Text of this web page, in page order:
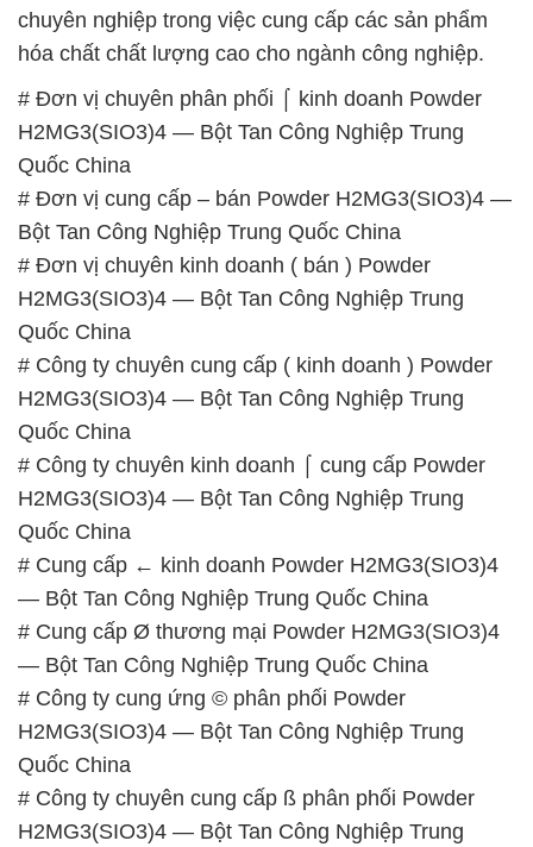
chuyên nghiệp trong việc cung cấp các sản phẩm
hóa chất chất lượng cao cho ngành công nghiệp.
# Đơn vị chuyên phân phối ⌠ kinh doanh Powder
H2MG3(SIO3)4 — Bột Tan Công Nghiệp Trung
Quốc China
# Đơn vị cung cấp – bán Powder H2MG3(SIO3)4 —
Bột Tan Công Nghiệp Trung Quốc China
# Đơn vị chuyên kinh doanh ( bán ) Powder
H2MG3(SIO3)4 — Bột Tan Công Nghiệp Trung
Quốc China
# Công ty chuyên cung cấp ( kinh doanh ) Powder
H2MG3(SIO3)4 — Bột Tan Công Nghiệp Trung
Quốc China
# Công ty chuyên kinh doanh ⌠ cung cấp Powder
H2MG3(SIO3)4 — Bột Tan Công Nghiệp Trung
Quốc China
# Cung cấp ← kinh doanh Powder H2MG3(SIO3)4
— Bột Tan Công Nghiệp Trung Quốc China
# Cung cấp Ø thương mại Powder H2MG3(SIO3)4
— Bột Tan Công Nghiệp Trung Quốc China
# Công ty cung ứng © phân phối Powder
H2MG3(SIO3)4 — Bột Tan Công Nghiệp Trung
Quốc China
# Công ty chuyên cung cấp ß phân phối Powder
H2MG3(SIO3)4 — Bột Tan Công Nghiệp Trung